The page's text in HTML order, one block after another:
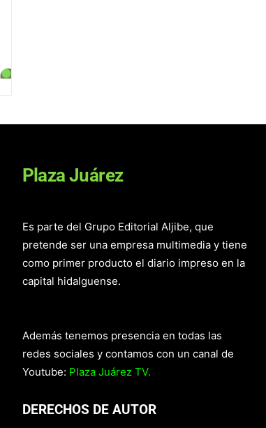
Plaza Juárez
Es parte del Grupo Editorial Aljibe, que
pretende ser una empresa multimedia y tiene
como primer producto el diario impreso en la
capital hidalguense.
Además tenemos presencia en todas las
redes sociales y contamos con un canal de
Youtube: Plaza Juárez TV.
DERECHOS DE AUTOR